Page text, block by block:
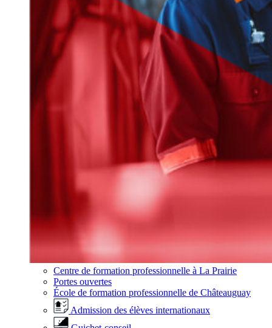
Centre de formation professionnelle à La Prairie
Portes ouvertes
École de formation professionnelle de Châteauguay
Admission des élèves internationaux